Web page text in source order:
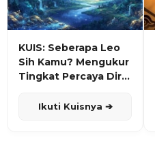
KUIS: Seberapa Leo
Sih Kamu? Mengukur
Tingkat Percaya Diri
Ikuti Kuisnya ➔